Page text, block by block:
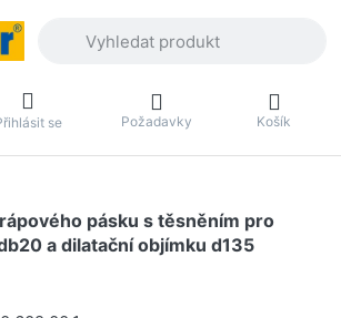
se Požadavky Košík
pásku s těsněním pro
a dilatační objímku d135